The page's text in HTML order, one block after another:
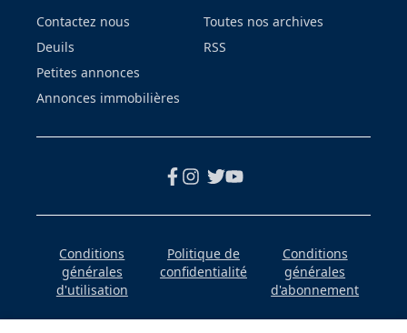
Contactez nous
Deuils
Petites annonces
Annonces immobilières
Toutes nos archives
RSS
Conditions
générales
d'utilisation
Politique de
confidentialité
Conditions
générales
d'abonnement